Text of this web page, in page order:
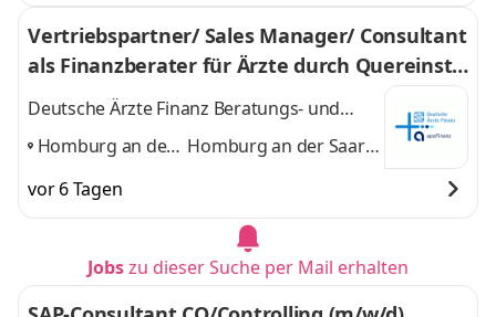
Vertriebspartner/ Sales Manager/ Consultant
als Finanzberater für Ärzte durch Quereinsti
eg (m/w/d)
Deutsche Ärzte Finanz Beratungs- und
Vermittlungs AG
Homburg an der
Karlsruhe,
Homburg an der Saar,
vor 6 Tagen
Jobszu dieser Suche per Mail erhalten